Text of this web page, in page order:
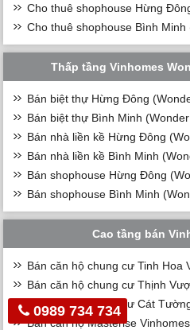
Cho thuê shophouse Hừng
Cho thuê shophouse Bình Minh
Thấp tầng Vinhomes
Bán biệt thự Hừng Đông
Bán biệt thự Bình Minh
Bán nhà liền kề Hừng Đông
Bán nhà liền kề Bình Minh
Bán shophouse Hừng Đông
Bán shophouse Bình Minh
Cao tầng bán
Bán căn hộ chung cư Tinh Hoa
Bán căn hộ chung cư Thịnh
Bán căn hộ chung cư Cát
Bán căn hộ Masterise
0989 734 734